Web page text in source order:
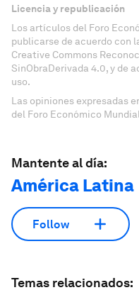
Licencia y republicación
Los artículos del Foro
publicarse de acuerdo con
Creative Commons
SinObraDerivada 4.0, y de
uso.
Las opiniones expresadas
del Foro Económico
Mantente al día:
América Latina
Follow
Temas relacionados: